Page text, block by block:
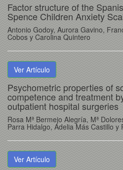
Factor structure of the
Spence Children Anxiety
Antonio Godoy, Aurora Gavino,
Cobos y Carolina Quintero
Ver Artículo
Psychometric properties of
competence and treatment
outpatient hospital surgeries
Rosa Mª Bermejo Alegría, Mª
Parra Hidalgo, Adelia Más Castillo y
Ver Artículo